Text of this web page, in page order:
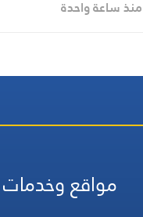
القوة البحرية في مرحلة ما بعد
منذ ساعة واحدة
مواقع وخدمات